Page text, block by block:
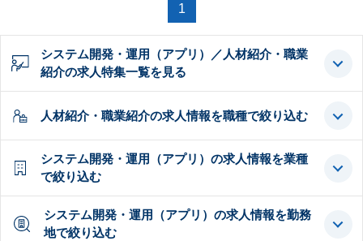
1
システム開発・運用（アプリ）／人材紹介・職業
紹介の求人特集一覧を見る
人材紹介・職業紹介の求人情報を職種で絞り込む
システム開発・運用（アプリ）の求人情報を業種
で絞り込む
システム開発・運用（アプリ）の求人情報を勤務
地で絞り込む